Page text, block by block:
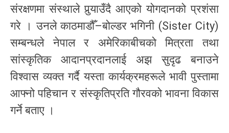
संरक्षणमा संस्थाले पुर्‍याउँदै आएको योगदानको प्रशंसा
गरे । उनले काठमाडौँ–बोल्डर भगिनी (Sister City)
सम्बन्धले नेपाल र अमेरिकाबीचको मित्रता तथा
सांस्कृतिक आदानप्रदानलाई अझ सुदृढ बनाउने
विश्वास व्यक्त गर्दै यस्ता कार्यक्रमहरूले भावी पुस्तामा
आफ्नो पहिचान र संस्कृतिप्रति गौरवको भावना विकास
गर्ने बताए ।